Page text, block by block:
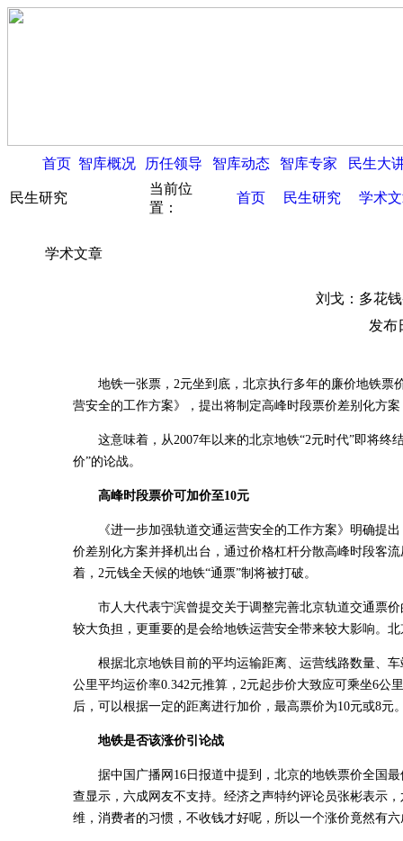
首页 智库概况 历任领导 智库动态 智库专家 民生大
民生研究
当前位
置：
首页 民生研究 学术
学术文章
刘戈：多花
发布
地铁一张票，2元坐到底，北京执行多年的廉价地铁
营安全的工作方案》，提出将制定高峰时段票价差别化方
这意味着，从2007年以来的北京地铁“2元时代”即将
价”的论战。
高峰时段票价可加价至10元
《进一步加强轨道交通运营安全的工作方案》明确提
价差别化方案并择机出台，通过价格杠杆分散高峰时段客
着，2元钱全天候的地铁“通票”制将被打破。
市人大代表宁滨曾提交关于调整完善北京轨道交通票
较大负担，更重要的是会给地铁运营安全带来较大影响。
根据北京地铁目前的平均运输距离、运营线路数量、
公里平均运价率0.342元推算，2元起步价大致应可乘坐6公
后，可以根据一定的距离进行加价，最高票价为10元或8元
地铁是否该涨价引论战
据中国广播网16日报道中提到，北京的地铁票价全国
查显示，六成网友不支持。经济之声特约评论员张彬表示
维，消费者的习惯，不收钱才好呢，所以一个涨价竟然有